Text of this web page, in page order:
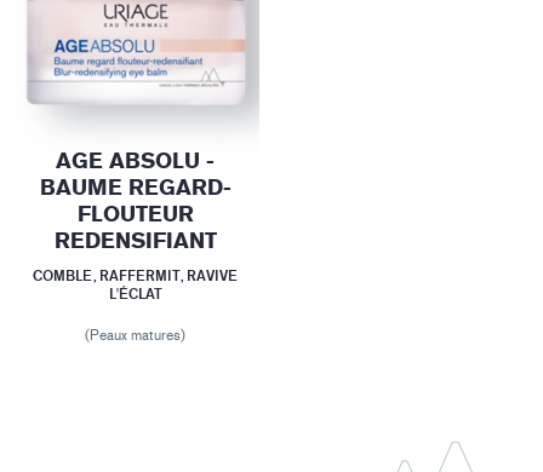
AGE ABSOLU -
BAUME REGARD-
FLOUTEUR
REDENSIFIANT
COMBLE, RAFFERMIT, RAVIVE
L'ÉCLAT
(Peaux matures)